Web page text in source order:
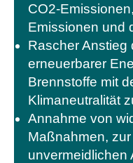
CO2-
Emissionen und
Rascher Anstieg
erneuerbarer
Brennstoffe mit
Klimaneutralität
Annahme von
Maßnahmen,
unvermeidlichen